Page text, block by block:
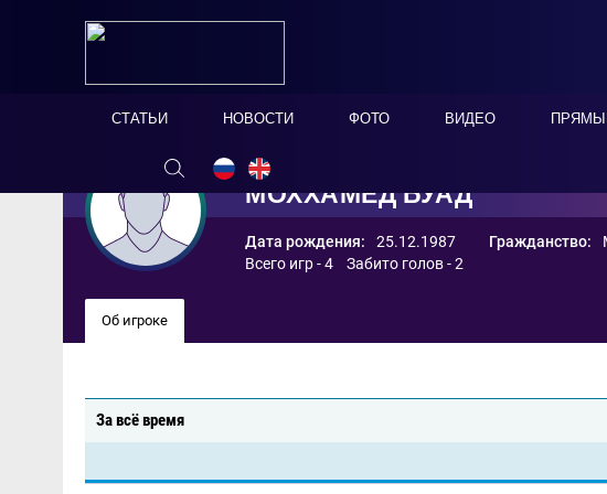
СТАТЬИ НОВОСТИ ФОТО ВИДЕО
МОХХАМЕД БУАД
Дата рождения: 25.12.1987 Гражданство:
Всего игр - 4 Забито голов - 2
Об игроке
За всё время